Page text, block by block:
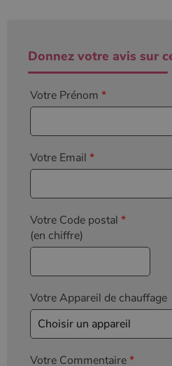
Donnez votre avis sur
Votre Prénom *
Votre Email *
Votre Code postal *
(en chiffre)
Votre Appareil de chauffage
Votre Commentaire*